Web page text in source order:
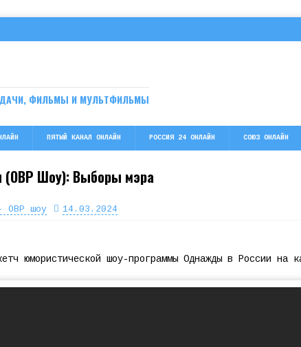
ФИЛЬМЫ И МУЛЬТФИЛЬМЫ
ПЯТЫЙ КАНАЛ ОНЛАЙН РОССИЯ 24 ОНЛАЙН СОЮЗ ОНЛАЙН
Шоу): Выборы мэра
ОВР шоу 14.03.2024
юмористической шоу-программы Однажды в России на